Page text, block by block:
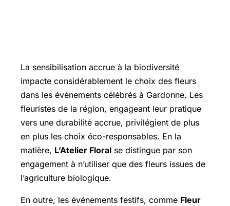
La sensibilisation accrue à la biodiversité
impacte considérablement le choix des fleurs
dans les événements célébrés à Gardonne. Les
fleuristes de la région, engageant leur pratique
vers une durabilité accrue, privilégient de plus
en plus les choix éco-responsables. En la
matière, L’Atelier Floral se distingue par son
engagement à n’utiliser que des fleurs issues de
l’agriculture biologique.
En outre, les événements festifs, comme Fleur